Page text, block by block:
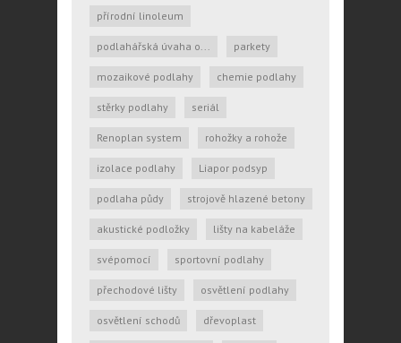
přírodní linoleum
podlahářská úvaha o... parkety
mozaikové podlahy chemie podlahy
stěrky podlahy seriál
Renoplan system rohožky a rohože
izolace podlahy Liapor podsyp
podlaha půdy strojově hlazené betony
akustické podložky lišty na kabeláže
svépomocí sportovní podlahy
přechodové lišty osvětlení podlahy
osvětlení schodů dřevoplast